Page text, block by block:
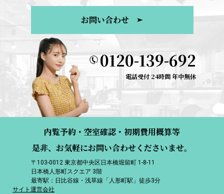
お問い合わせ
0120-139-692
電話受付 24時間 年中無休
内覧予約・空室確認・初期費用概算等
是非、お気軽にお問い合わせくださいませ。
〒103-0012 東京都中央区日本橋堀留町 1-8-11
日本橋人形町スクエア 3階
最寄駅：日比谷線・浅草線「人形町駅」徒歩3分
サイト運営会社